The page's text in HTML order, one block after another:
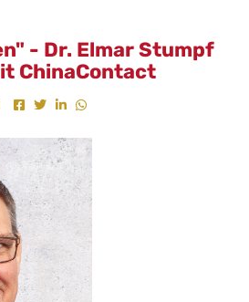
- Dr. Elmar Stumpf
ChinaContact